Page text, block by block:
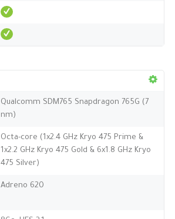
Qualcomm SDM765 Snapdragon 765G (7
nm)
Octa-core (1x2.4 GHz Kryo 475 Prime &
1x2.2 GHz Kryo 475 Gold & 6x1.8 GHz Kryo
475 Silver)
Adreno 620